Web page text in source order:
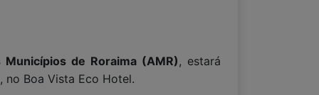
Municípios de Roraima (AMR), estará
no Boa Vista Eco Hotel.